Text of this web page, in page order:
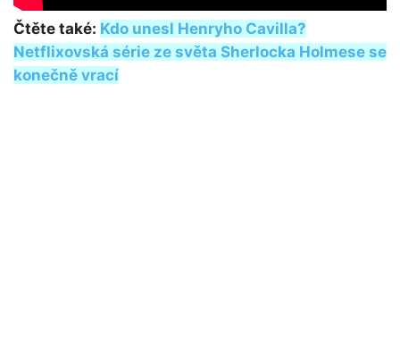
Čtěte také: Kdo unesl Henryho Cavilla?
Netflixovská série ze světa Sherlocka Holmese se
konečně vrací